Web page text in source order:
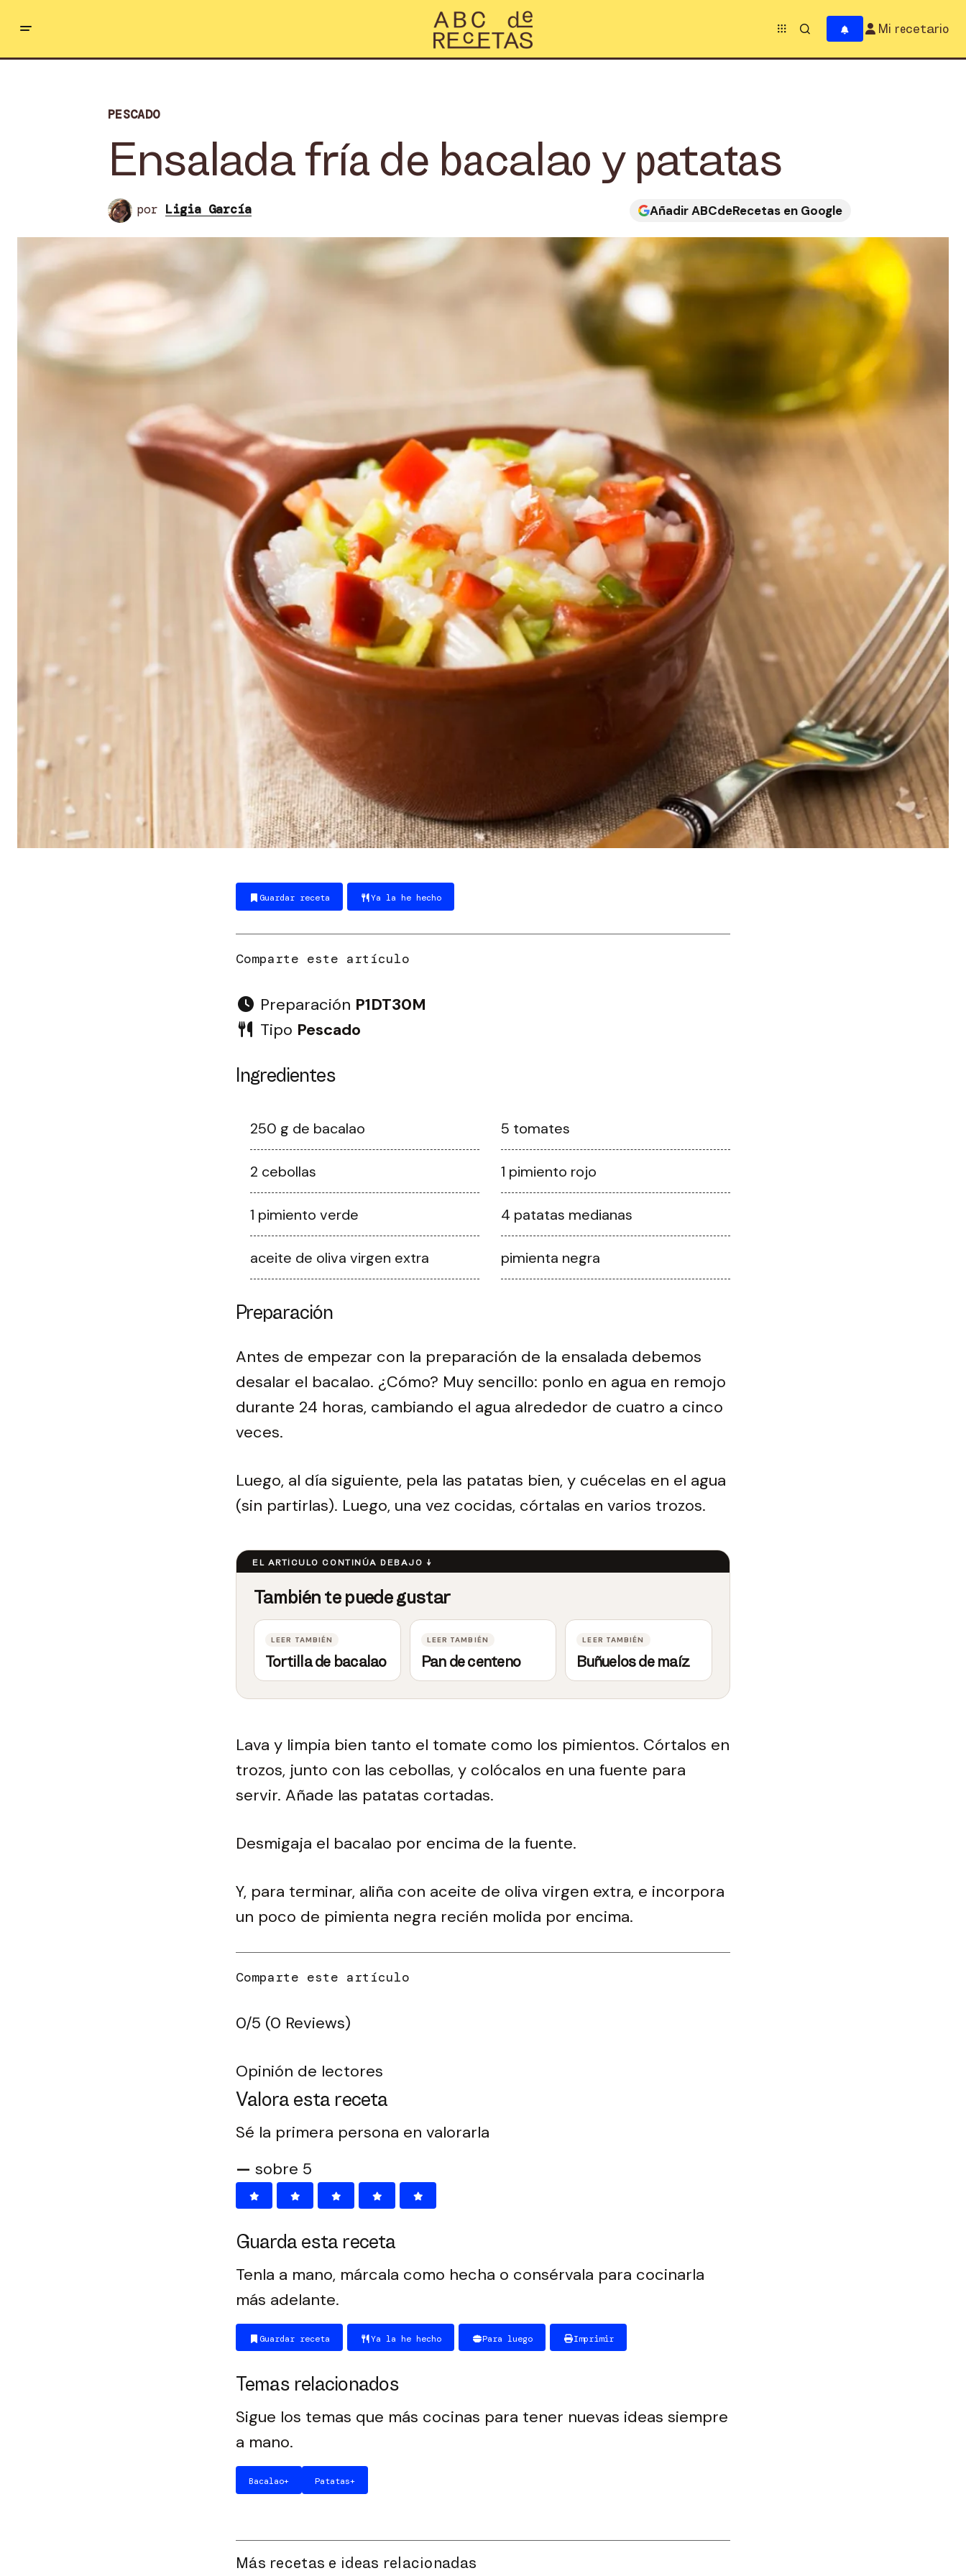
Mi recetario
PESCADO
Ensalada fría de bacalao y patatas
por Ligia García Añadir ABCdeRecetas en Google
Guardar receta Ya la he hecho
Preparación P1DT30M
Tipo Pescado
Ingredientes
250 g de bacalao 5 tomates
2 cebollas 1 pimiento rojo
1 pimiento verde 4 patatas medianas
aceite de oliva virgen extra pimienta negra
Preparación
Antes de empezar con la preparación de la ensalada debemos
desalar el bacalao. ¿Cómo? Muy sencillo: ponlo en agua en remojo
durante 24 horas, cambiando el agua alrededor de cuatro a cinco
veces.
Luego, al día siguiente, pela las patatas bien, y cuécelas en el agua
(sin partirlas). Luego, una vez cocidas, córtalas en varios trozos.
Tortilla de bacalao Pan de centeno Buñuelos de maíz
Lava y limpia bien tanto el tomate como los pimientos. Córtalos en
trozos, junto con las cebollas, y colócalos en una fuente para
servir. Añade las patatas cortadas.
Desmigaja el bacalao por encima de la fuente.
Y, para terminar, aliña con aceite de oliva virgen extra, e incorpora
un poco de pimienta negra recién molida por encima.
0/5 (0 Reviews)
Opinión de lectores
Valora esta receta
Sé la primera persona en valorarla
— sobre 5
Guarda esta receta
Tenla a mano, márcala como hecha o consérvala para cocinarla
más adelante.
Guardar receta Ya la he hecho Para luego Imprimir
Temas relacionados
Sigue los temas que más cocinas para tener nuevas ideas siempre
a mano.
Bacalao+ Patatas+
Más recetas e ideas relacionadas